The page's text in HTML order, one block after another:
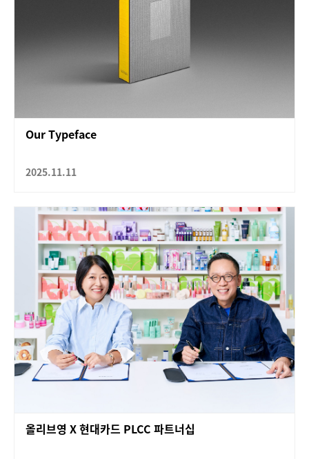
Our Typeface
2025.11.11
올리브영 X 현대카드 PLCC 파트너십